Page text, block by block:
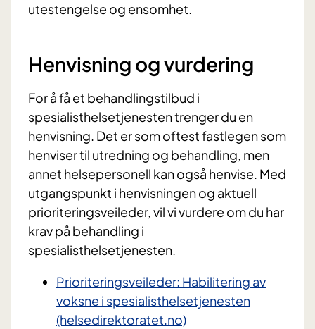
utestengelse og ensomhet.
Henvisning og vurdering
For å få et behandlingstilbud i
spesialisthelsetjenesten trenger du en
henvisning. Det er som oftest fastlegen som
henviser til utredning og behandling, men
annet helsepersonell kan også henvise. Med
utgangspunkt i henvisningen og aktuell
prioriteringsveileder, vil vi vurdere om du har
krav på behandling i
spesialisthelsetjenesten.
Prioriteringsveileder: Habilitering av
voksne i spesialisthelsetjenesten
(helsedirektoratet.no)